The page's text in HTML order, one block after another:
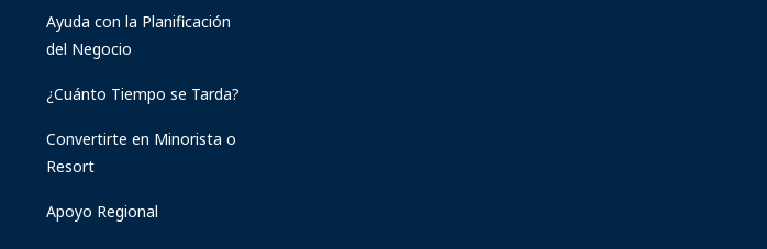
Ayuda con la Planificación
del Negocio
¿Cuánto Tiempo se Tarda?
Convertirte en Minorista o
Resort
Apoyo Regional